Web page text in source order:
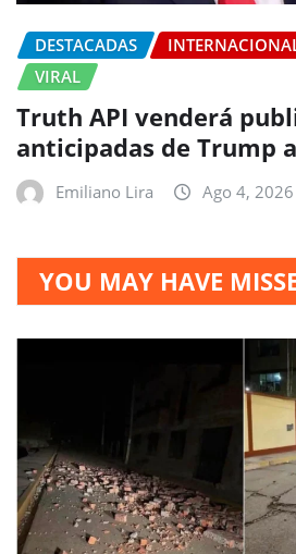
DESTACADAS
VIRAL
Truth API venderá
anticipadas de Trump
Emiliano Lira Ago 4, 2026
YOU MAY HAVE